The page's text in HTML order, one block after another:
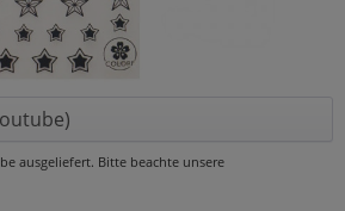
ausgeliefert. Bitte beachte unsere